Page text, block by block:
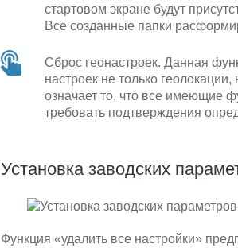
стартовом экране будут
Все созданные папки
Сброс геонастроек. Данная
настроек не только
означает то, что все имеющие
требовать подтверждения
Установка заводских
Функция «удалить все настройки»